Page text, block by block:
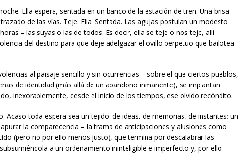
Ella espera, sentada en un banco de la estación de tren. Una brisa
de las vías. Teje. Ella. Sentada. Las agujas postulan un modesto
– las suyas o las de todos. Es decir, ella se teje o nos teje, allí
del destino para que deje adelgazar el ovillo perpetuo que bailotea
al paisaje sencillo y sin ocurrencias – sobre el que ciertos pueblos,
de identidad (más allá de un abandono inmanente), se implantan
inexorablemente, desde el inicio de los tiempos, ese olvido recóndito.
Acaso toda espera sea un tejido: de ideas, de memorias, de instantes; un
la comparecencia – la trama de anticipaciones y alusiones como
(pero no por ello menos justo), que termina por descalabrar las
a un ordenamiento ininteligible e imperfecto y, por ello